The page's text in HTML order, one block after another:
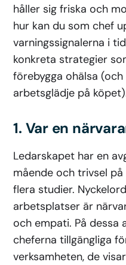
håller sig friska och
hur kan du som chef
varningssignalerna i
konkreta strategier
förebygga ohälsa
arbetsglädje på
1. Var en
Ledarskapet har en
mående och trivsel
flera studier.
arbetsplatser är
och empati. På dessa
cheferna tillgängliga
verksamheten, de